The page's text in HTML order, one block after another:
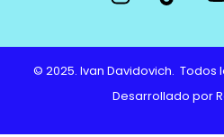
© 2025. Ivan Davidovich.
Desarrollado por